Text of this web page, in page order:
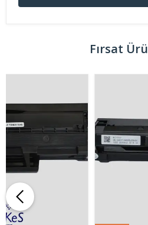
Fırsat